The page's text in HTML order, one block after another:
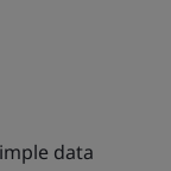
data